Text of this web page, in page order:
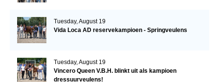
Tuesday, August 19
Vida Loca AD reservekampioen - Springveulens
Tuesday, August 19
Vincero Queen V.B.H. blinkt uit als kampioen
dressuurveulens!